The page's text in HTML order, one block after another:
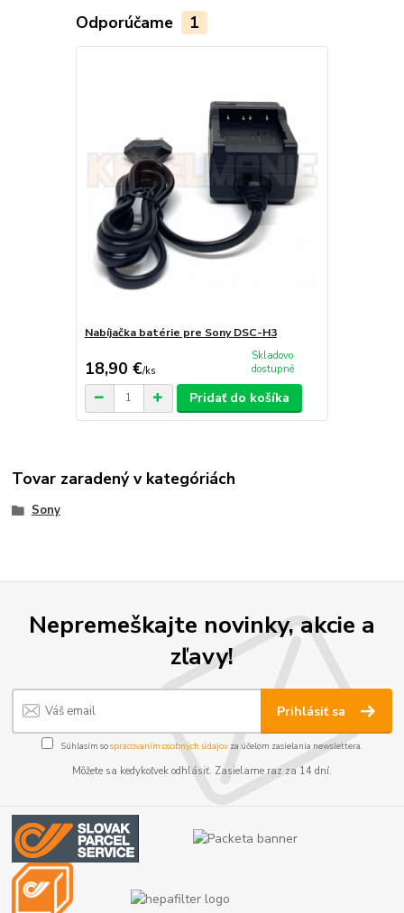
Odporúčame 1
Nabíjačka batérie pre Sony DSC-H3
18,90 €/ks
Skladovo
dostupné
Pridať do košíka
Tovar zaradený v kategóriách
Sony
Nepremeškajte novinky, akcie a
zľavy!
Prihlásiť sa
Súhlasím sospracovaním osobných údajov za účelom zasielania newslettera.
Môžete sa kedykoľvek odhlásiť. Zasielame raz za 14 dní.